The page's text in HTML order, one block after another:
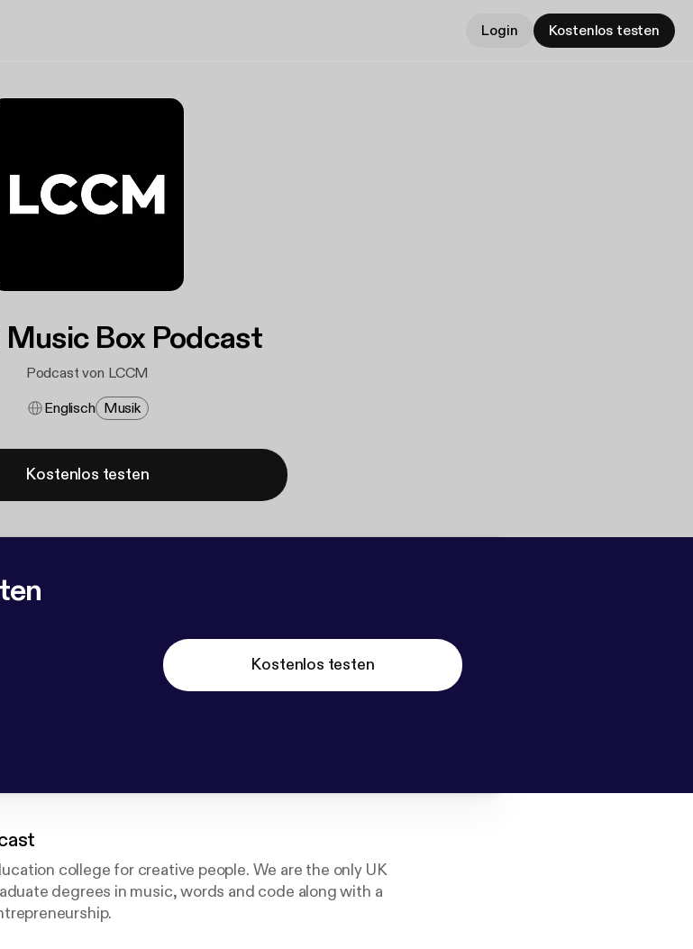
Login Kostenlos testen
Box Podcast
Podcast von LCCM
Englisch Musik
Kostenlos testen
Kostenlos testen
college for creative people. We are the only UK
degrees in music, words and code along with a